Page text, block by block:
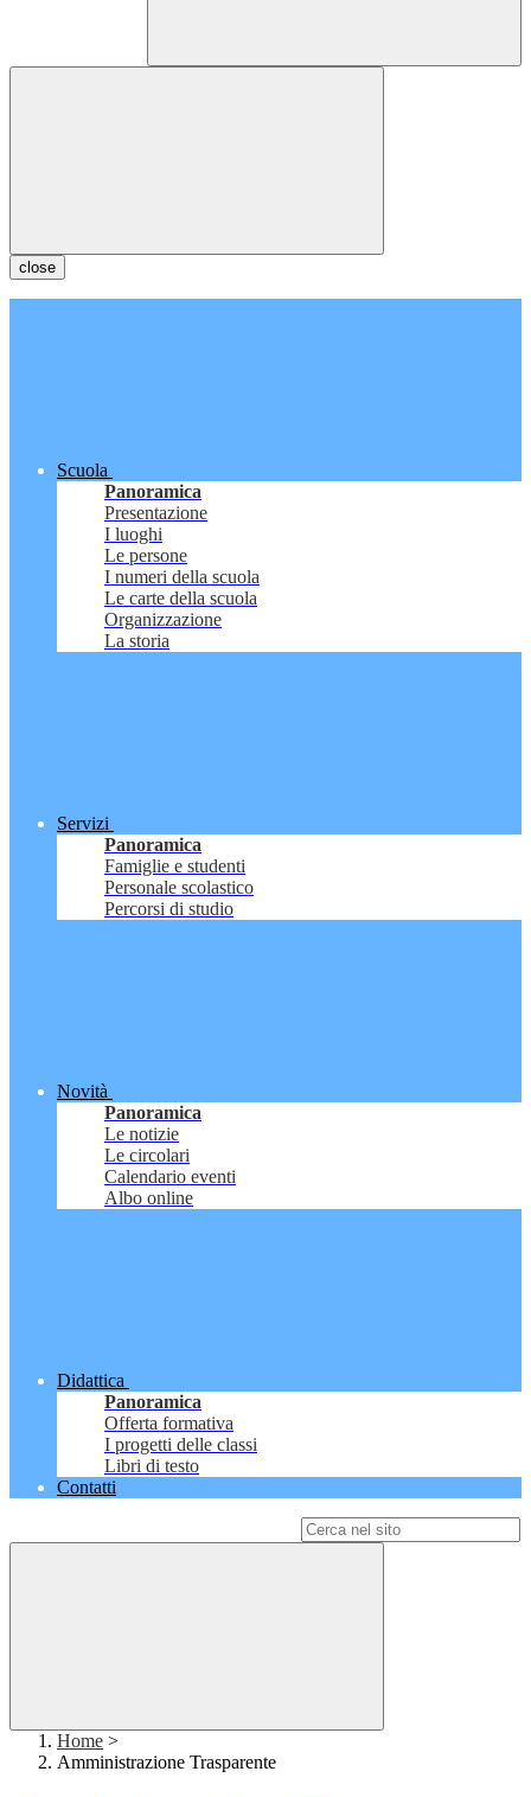
close
Scuola
Panoramica
Presentazione
I luoghi
Le persone
I numeri della scuola
Le carte della scuola
Organizzazione
La storia
Servizi
Panoramica
Famiglie e studenti
Personale scolastico
Percorsi di studio
Novità
Panoramica
Le notizie
Le circolari
Calendario eventi
Albo online
Didattica
Panoramica
Offerta formativa
I progetti delle classi
Libri di testo
Contatti
Home >
Amministrazione Trasparente